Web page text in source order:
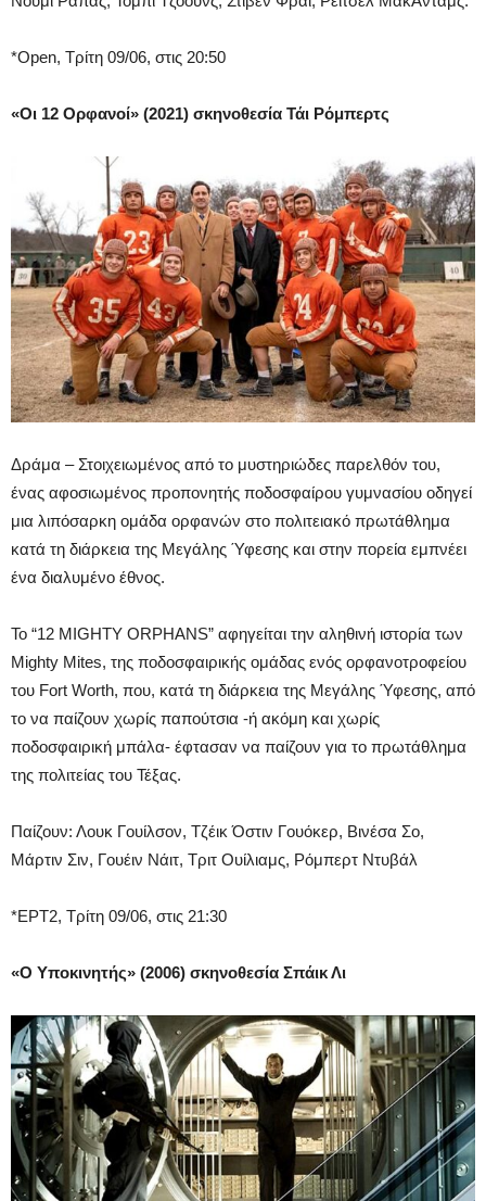
*Open, Τρίτη 09/06, στις 20:50
«Οι 12 Ορφανοί» (2021) σκηνοθεσία Τάι Ρόμπερτς
Δράμα – Στοιχειωμένος από το μυστηριώδες παρελθόν του,
ένας αφοσιωμένος προπονητής ποδοσφαίρου γυμνασίου οδηγεί
μια λιπόσαρκη ομάδα ορφανών στο πολιτειακό πρωτάθλημα
κατά τη διάρκεια της Μεγάλης Ύφεσης και στην πορεία εμπνέει
ένα διαλυμένο έθνος.
Το “12 MIGHTY ORPHANS” αφηγείται την αληθινή ιστορία των
Mighty Mites, της ποδοσφαιρικής ομάδας ενός ορφανοτροφείου
του Fort Worth, που, κατά τη διάρκεια της Μεγάλης Ύφεσης, από
το να παίζουν χωρίς παπούτσια -ή ακόμη και χωρίς
ποδοσφαιρική μπάλα- έφτασαν να παίζουν για το πρωτάθλημα
της πολιτείας του Τέξας.
Παίζουν: Λουκ Γουίλσον, Τζέικ Όστιν Γουόκερ, Βινέσα Σο,
Μάρτιν Σιν, Γουέιν Νάιτ, Τριτ Ουίλιαμς, Ρόμπερτ Ντυβάλ
*ΕΡΤ2, Τρίτη 09/06, στις 21:30
«Ο Υποκινητής» (2006) σκηνοθεσία Σπάικ Λι